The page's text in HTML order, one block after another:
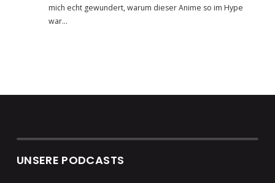
mich echt gewundert, warum dieser Anime so im Hype
war…
UNSERE PODCASTS